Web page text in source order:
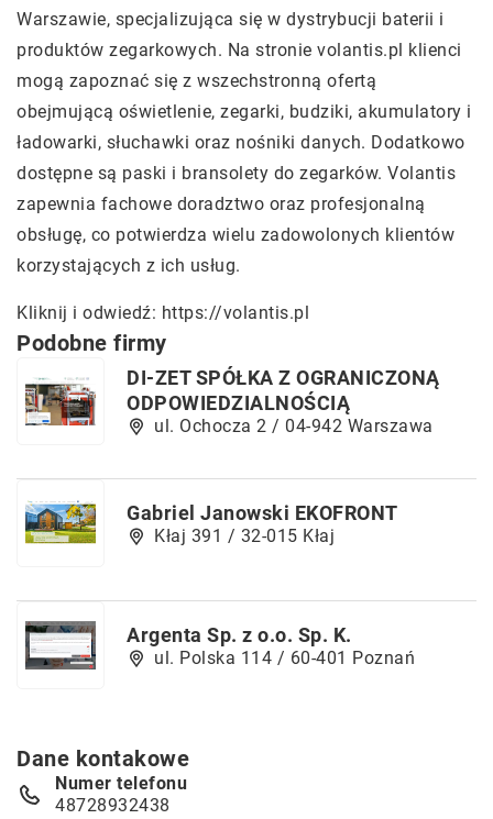
Warszawie, specjalizująca się w dystrybucji baterii i
produktów zegarkowych. Na stronie volantis.pl klienci
mogą zapoznać się z wszechstronną ofertą
obejmującą oświetlenie, zegarki, budziki, akumulatory i
ładowarki, słuchawki oraz nośniki danych. Dodatkowo
dostępne są paski i bransolety do zegarków. Volantis
zapewnia fachowe doradztwo oraz profesjonalną
obsługę, co potwierdza wielu zadowolonych klientów
korzystających z ich usług.
Kliknij i odwiedź: https://volantis.pl
Podobne firmy
DI-ZET SPÓŁKA Z OGRANICZONĄ
ODPOWIEDZIALNOŚCIĄ
ul. Ochocza 2 / 04-942 Warszawa
Gabriel Janowski EKOFRONT
Kłaj 391 / 32-015 Kłaj
Argenta Sp. z o.o. Sp. K.
ul. Polska 114 / 60-401 Poznań
Dane kontakowe
Numer telefonu
48728932438